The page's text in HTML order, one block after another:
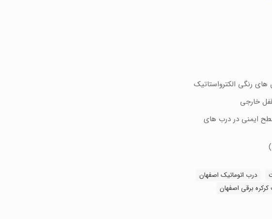
رنگی الکترواستاتیک
خارجی
سطح ایمنی در درب های
درب اتوماتیک اصفهان
برقی اصفهان